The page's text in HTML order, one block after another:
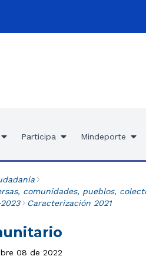
Participa Mindeporte
comunidades, pueblos,
Caracterización 2021
08 de 2022